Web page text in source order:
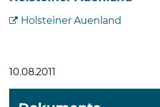
Holsteiner Auenland
10.08.2011